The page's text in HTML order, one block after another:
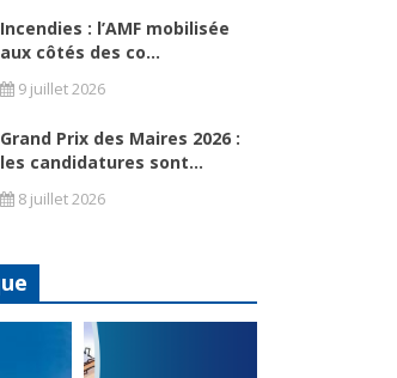
Incendies : l’AMF mobilisée
aux côtés des co...
9 juillet 2026
Grand Prix des Maires 2026 :
les candidatures sont...
8 juillet 2026